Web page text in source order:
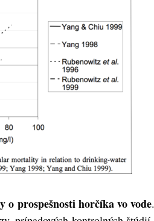
o prospešnosti horčíka vo vode.